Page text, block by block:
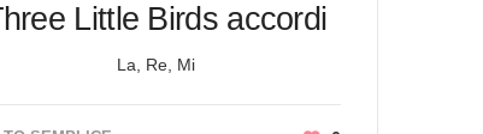
Little Birds accordi
La, Re, Mi